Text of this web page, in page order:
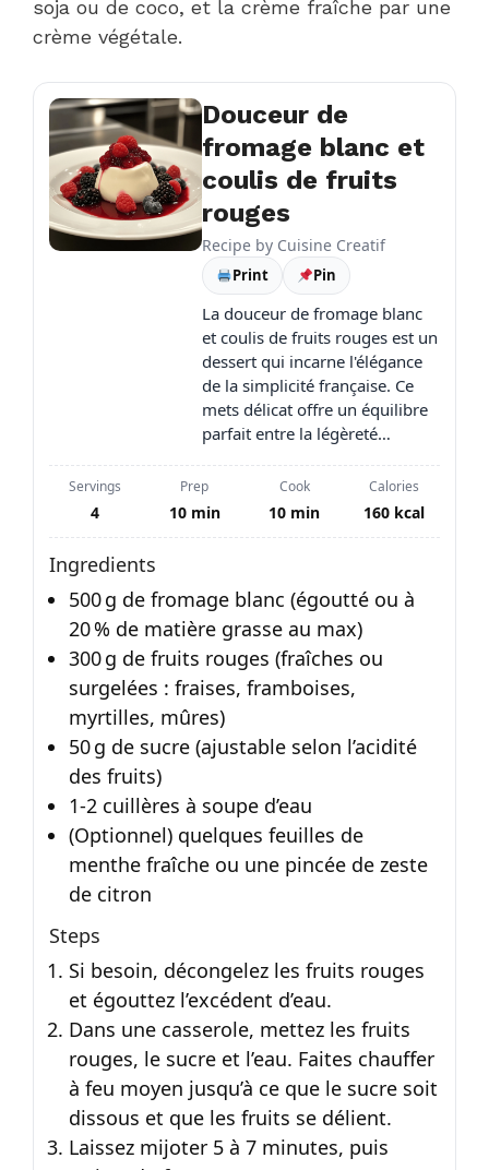
soja ou de coco, et la crème fraîche par une
crème végétale.
Douceur de
fromage blanc et
coulis de fruits
rouges
Recipe by Cuisine Creatif
Print Pin
La douceur de fromage blanc
et coulis de fruits rouges est un
dessert qui incarne l'élégance
de la simplicité française. Ce
mets délicat offre un équilibre
parfait entre la légèreté…
Servings
4
Prep
10 min
Cook
10 min
Calories
160 kcal
Ingredients
500 g de fromage blanc (égoutté ou à
20 % de matière grasse au max)
300 g de fruits rouges (fraîches ou
surgelées : fraises, framboises,
myrtilles, mûres)
50 g de sucre (ajustable selon l’acidité
des fruits)
1‑2 cuillères à soupe d’eau
(Optionnel) quelques feuilles de
menthe fraîche ou une pincée de zeste
de citron
Steps
Si besoin, décongelez les fruits rouges
et égouttez l’excédent d’eau.
Dans une casserole, mettez les fruits
rouges, le sucre et l’eau. Faites chauffer
à feu moyen jusqu’à ce que le sucre soit
dissous et que les fruits se délient.
Laissez mijoter 5 à 7 minutes, puis